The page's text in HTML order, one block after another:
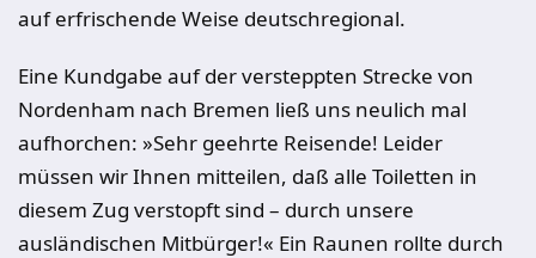
auf erfrischende Weise deutschregional.
Eine Kundgabe auf der versteppten Strecke von
Nordenham nach Bremen ließ uns neulich mal
aufhorchen: »Sehr geehrte Reisende! Leider
müssen wir Ihnen mitteilen, daß alle Toiletten in
diesem Zug verstopft sind – durch unsere
ausländischen Mitbürger!« Ein Raunen rollte durch